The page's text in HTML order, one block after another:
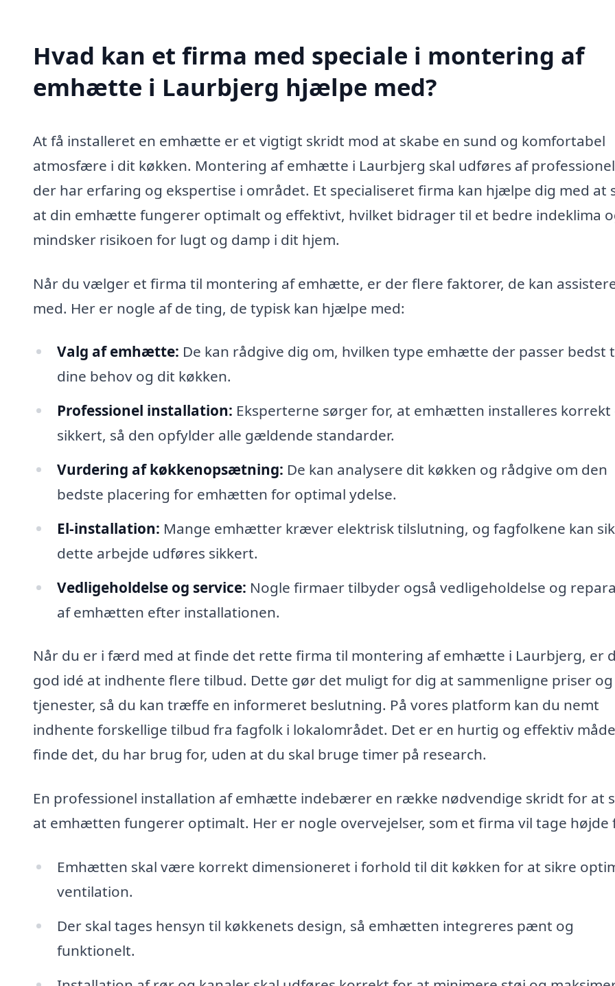
Hvad kan et firma med speciale i montering af
emhætte i Laurbjerg hjælpe med?
At få installeret en emhætte er et vigtigt skridt mod at skabe en sund og komfortabel
atmosfære i dit køkken. Montering af emhætte i Laurbjerg skal udføres af
der har erfaring og ekspertise i området. Et specialiseret firma kan hjælpe dig med at
at din emhætte fungerer optimalt og effektivt, hvilket bidrager til et bedre indeklima
mindsker risikoen for lugt og damp i dit hjem.
Når du vælger et firma til montering af emhætte, er der flere faktorer, de kan
med. Her er nogle af de ting, de typisk kan hjælpe med:
Valg af emhætte: De kan rådgive dig om, hvilken type emhætte der passer bedst
dine behov og dit køkken.
Professionel installation: Eksperterne sørger for, at emhætten installeres korrekt
sikkert, så den opfylder alle gældende standarder.
Vurdering af køkkenopsætning: De kan analysere dit køkken og rådgive om den
bedste placering for emhætten for optimal ydelse.
El-installation: Mange emhætter kræver elektrisk tilslutning, og fagfolkene kan
dette arbejde udføres sikkert.
Vedligeholdelse og service: Nogle firmaer tilbyder også vedligeholdelse og
af emhætten efter installationen.
Når du er i færd med at finde det rette firma til montering af emhætte i Laurbjerg, er
god idé at indhente flere tilbud. Dette gør det muligt for dig at sammenligne priser og
tjenester, så du kan træffe en informeret beslutning. På vores platform kan du nemt
indhente forskellige tilbud fra fagfolk i lokalområdet. Det er en hurtig og effektiv
finde det, du har brug for, uden at du skal bruge timer på research.
En professionel installation af emhætte indebærer en række nødvendige skridt for at
at emhætten fungerer optimalt. Her er nogle overvejelser, som et firma vil tage højde
Emhætten skal være korrekt dimensioneret i forhold til dit køkken for at sikre
ventilation.
Der skal tages hensyn til køkkenets design, så emhætten integreres pænt og
funktionelt.